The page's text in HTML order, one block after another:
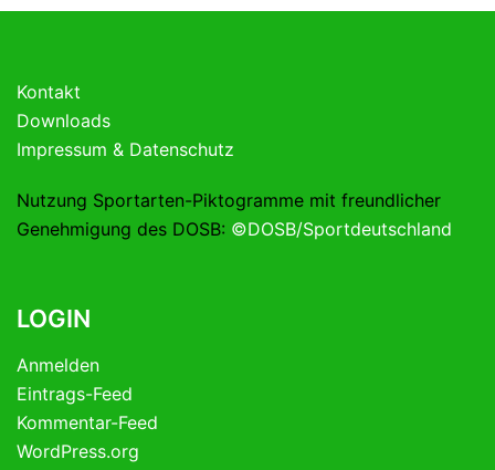
Kontakt
Downloads
Impressum & Datenschutz
Nutzung Sportarten-Piktogramme mit freundlicher
Genehmigung des DOSB: ©DOSB/Sportdeutschland
LOGIN
Anmelden
Eintrags-Feed
Kommentar-Feed
WordPress.org